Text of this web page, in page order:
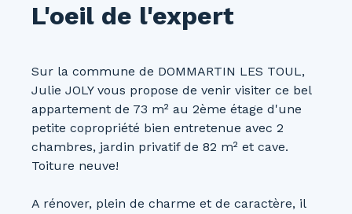
L'oeil de l'expert
Sur la commune de DOMMARTIN LES TOUL,
Julie JOLY vous propose de venir visiter ce bel
appartement de 73 m² au 2ème étage d'une
petite copropriété bien entretenue avec 2
chambres, jardin privatif de 82 m² et cave.
Toiture neuve!
A rénover, plein de charme et de caractère, il